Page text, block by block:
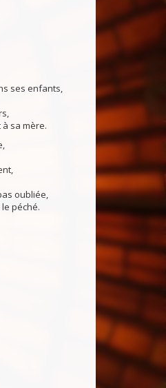
ses enfants,
sa mère.
oubliée,
péché.